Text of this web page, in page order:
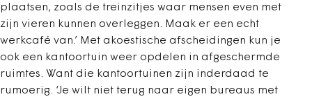
plaatsen, zoals de treinzitjes waar mensen even met
zijn vieren kunnen overleggen. Maak er een echt
werkcafé van.’ Met akoestische afscheidingen kun je
ook een kantoortuin weer opdelen in afgeschermde
ruimtes. Want die kantoortuinen zijn inderdaad te
rumoerig. ‘Je wilt niet terug naar eigen bureaus met